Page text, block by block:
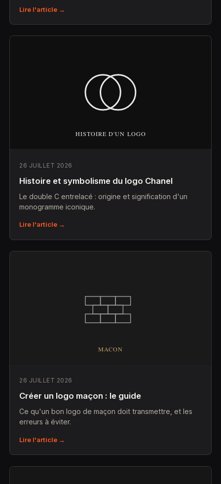
Lire l'article →
26 JUILLET 2026
Histoire et symbolisme du logo Chanel
Le double C entrelacé : origine et signification d'un
monogramme iconique.
Lire l'article →
26 JUILLET 2026
Créer un logo maçon : le guide
Ce qu'un bon logo de maçon doit transmettre, et les
erreurs à éviter.
Lire l'article →